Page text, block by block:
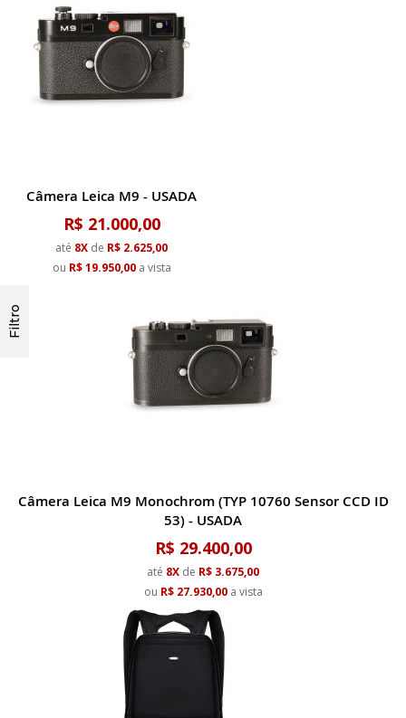
Câmera Leica M9 - USADA
R$ 21.000,00
até 8X de R$ 2.625,00
ou R$ 19.950,00a vista
Câmera Leica M9 Monochrom (TYP 10760 Sensor CCD ID
53) - USADA
R$ 29.400,00
até 8X de R$ 3.675,00
ou R$ 27.930,00a vista
Filtro